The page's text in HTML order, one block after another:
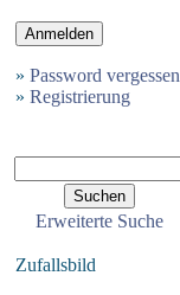
» Password vergessen
» Registrierung
Erweiterte Suche
Zufallsbild